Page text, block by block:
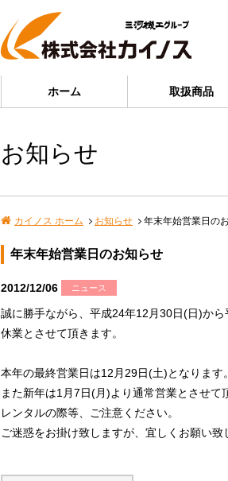
ホーム 取扱商品
お知らせ
カイノス ホーム お知らせ 年末年始営業日の
年末年始営業日のお知らせ
2012/12/06 ニュース
誠に勝手ながら、平成24年12月30日(日)か
休業とさせて頂きます。
本年の最終営業日は12月29日(土)となります。
また新年は1月7日(月)より通常営業とさせて
レンタルの際等、ご注意ください。
ご迷惑をお掛け致しますが、宜しくお願い致